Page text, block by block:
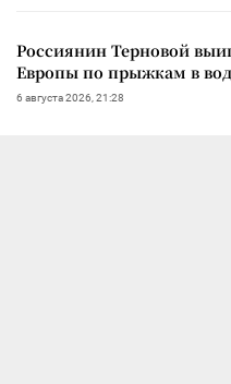
Россиянин Терновой
Европы по прыжкам в
6 августа 2026, 21:28